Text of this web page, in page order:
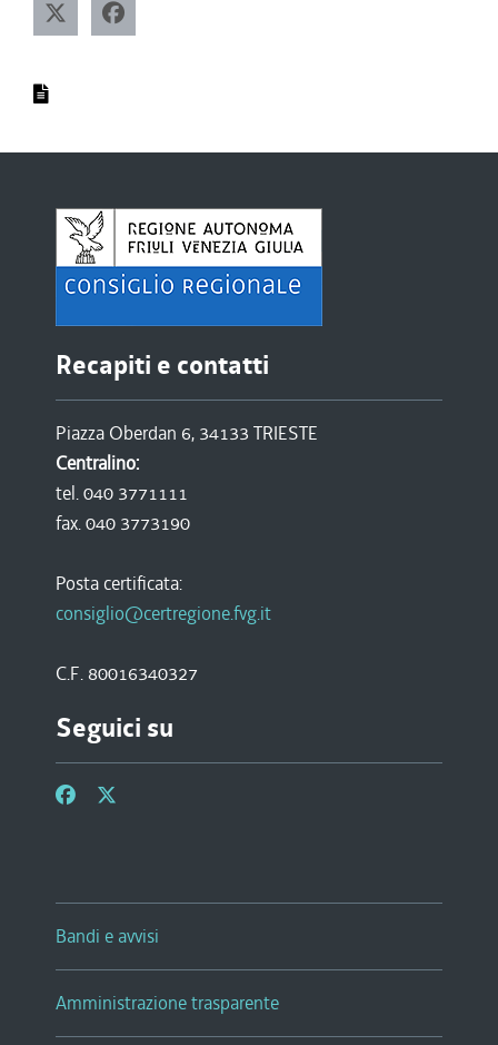
Recapiti e contatti
Piazza Oberdan 6, 34133 TRIESTE
Centralino:
tel. 040 3771111
fax. 040 3773190
Posta certificata:
consiglio@certregione.fvg.it
C.F. 80016340327
Seguici su
Bandi e avvisi
Amministrazione trasparente